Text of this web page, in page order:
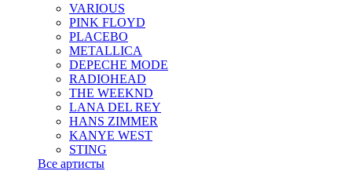
VARIOUS
PINK FLOYD
PLACEBO
METALLICA
DEPECHE MODE
RADIOHEAD
THE WEEKND
LANA DEL REY
HANS ZIMMER
KANYE WEST
STING
Все артисты